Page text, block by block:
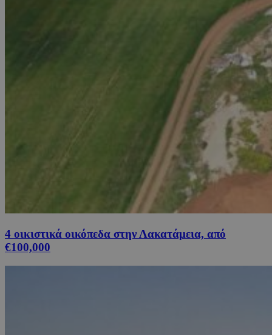
4 οικιστικά οικόπεδα στην Λακατάμεια, από
€100,000